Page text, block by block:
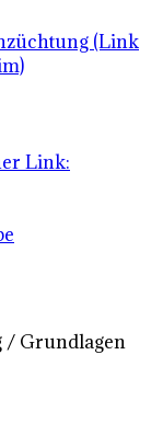
(Link
Link:
/ Grundlagen